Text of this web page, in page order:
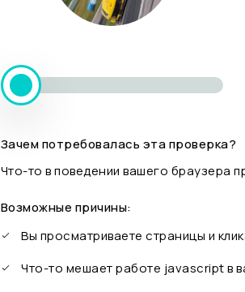
Зачем потребовалась эта проверка?
Что-то в поведении вашего браузера
Возможные причины:
Вы просматриваете страницы и
Что-то мешает работе javascript в